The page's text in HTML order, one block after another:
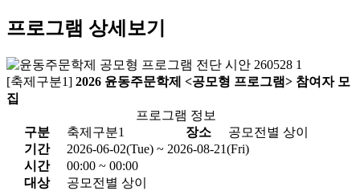
프로그램 상세보기
[축제구분1] 2026 윤동주문학제 <공모형 프로그램> 참여자 모
집
프로그램 정보
구분
축제구분1 장소
공모전별 상이
기간
2026-06-02(Tue) ~ 2026-08-21(Fri)
시간
00:00 ~ 00:00
대상
공모전별 상이